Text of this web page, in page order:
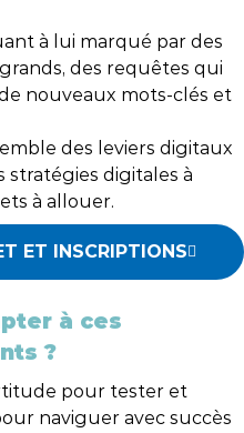
à lui marqué par des
des requêtes qui
nouveaux mots-clés et
des leviers digitaux
stratégies digitales à
à allouer.
ET INSCRIPTIONS
à ces
?
pour tester et
naviguer avec succès